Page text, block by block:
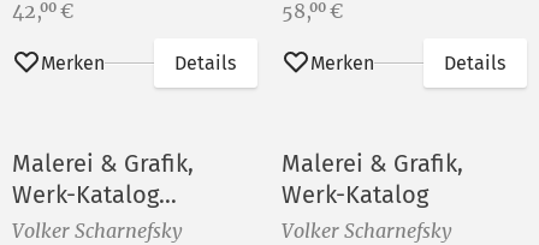
Preis:
42,00 €
Merken Details
Preis:
58,00 €
Merken Details
Malerei & Grafik,
Werk-Katalog
(Vorzugsausgabe)
Volker Scharnefsky
Malerei & Grafik,
Werk-Katalog
Volker Scharnefsky